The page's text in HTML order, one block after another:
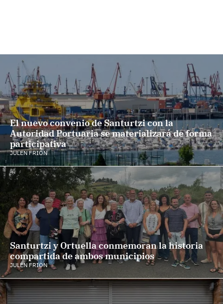
El nuevo convenio de Santurtzi con la
Autoridad Portuaria se materializará de forma
participativa
JULEN FRIÓN
Santurtzi y Ortuella conmemoran la historia
compartida de ambos municipios
JULEN FRIÓN